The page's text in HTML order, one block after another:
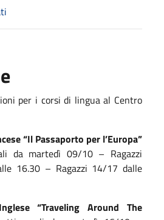
per i corsi di lingua al Centro
“Il Passaporto per l’Europa”
da martedì 09/10 – Ragazzi
16.30 – Ragazzi 14/17 dalle
“Traveling Around The